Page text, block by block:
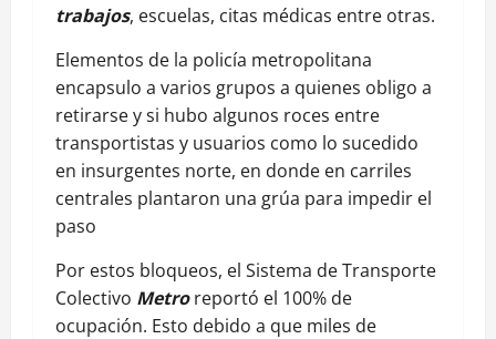
trabajos, escuelas, citas médicas entre otras.
Elementos de la policía metropolitana
encapsulo a varios grupos a quienes obligo a
retirarse y si hubo algunos roces entre
transportistas y usuarios como lo sucedido
en insurgentes norte, en donde en carriles
centrales plantaron una grúa para impedir el
paso
Por estos bloqueos, el Sistema de Transporte
Colectivo Metro reportó el 100% de
ocupación. Esto debido a que miles de